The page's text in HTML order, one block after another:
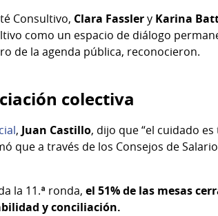
Consultivo, Clara Fasslery Karina
como un espacio de diálogo
de la agenda pública, reconocieron.
colectiva
, Juan Castillo, dijo que “el cuidado
que a través de los Consejos de
la 11.ª ronda, el 51% de las mesas
y conciliación.